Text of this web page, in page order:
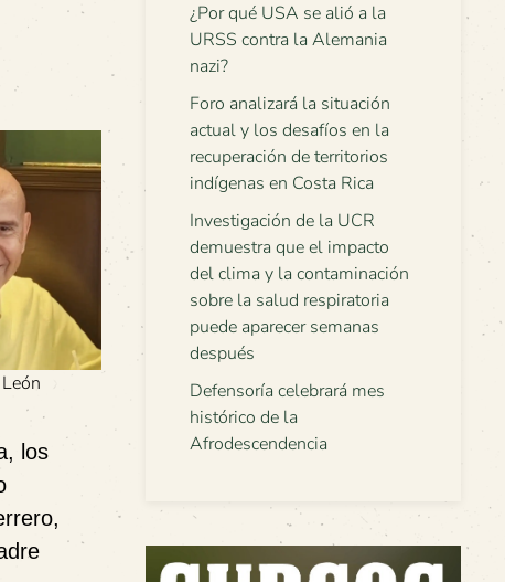
los
¿Por qué USA se alió a la
URSS contra la Alemania
nazi?
Foro analizará la situación
actual y los desafíos en la
recuperación de territorios
indígenas en Costa Rica
Investigación de la UCR
demuestra que el impacto
del clima y la contaminación
sobre la salud respiratoria
puede aparecer semanas
después
Defensoría celebrará mes
histórico de la
Afrodescendencia